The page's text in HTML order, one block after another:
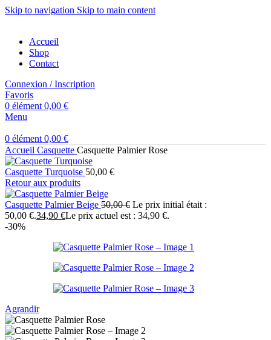
Skip to navigation Skip to main content
Accueil
Shop
Contact
Connexion / Inscription
Favoris
0 élément 0,00 €
Menu
0 élément 0,00 €
Accueil Casquette Casquette Palmier Rose
Casquette Turquoise 50,00 €
Retour aux produits
Casquette Palmier Beige 50,00€ Le prix initial était :
50,00 €.34,90 €Le prix actuel est : 34,90 €.
-30%
Agrandir